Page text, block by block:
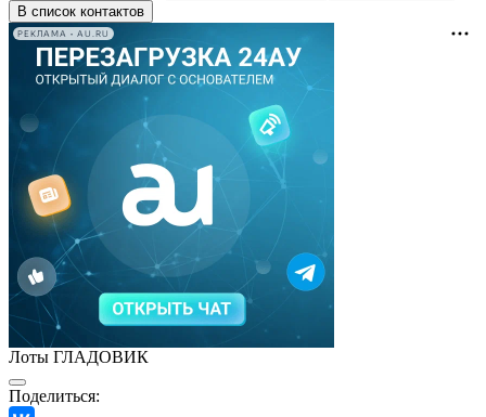
В список контактов
РЕКЛАМА • AU.RU
Лоты ГЛАДОВИК
Поделиться: